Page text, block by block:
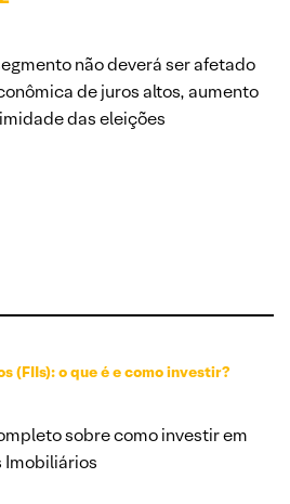
não deverá ser afetado
de juros altos, aumento
das eleições
(FIIs): o que é e como investir?
sobre como investir em
Imobiliários